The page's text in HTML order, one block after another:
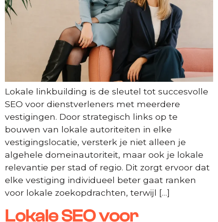
Lokale linkbuilding is de sleutel tot succesvolle
SEO voor dienstverleners met meerdere
vestigingen. Door strategisch links op te
bouwen van lokale autoriteiten in elke
vestigingslocatie, versterk je niet alleen je
algehele domeinautoriteit, maar ook je lokale
relevantie per stad of regio. Dit zorgt ervoor dat
elke vestiging individueel beter gaat ranken
voor lokale zoekopdrachten, terwijl […]
Lokale SEO voor